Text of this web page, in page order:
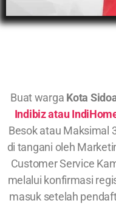
Buat warga Kota
Indibiz atau
Besok atau Maksimal
di tangani oleh
Customer Service
melalui konfirmasi
masuk setelah